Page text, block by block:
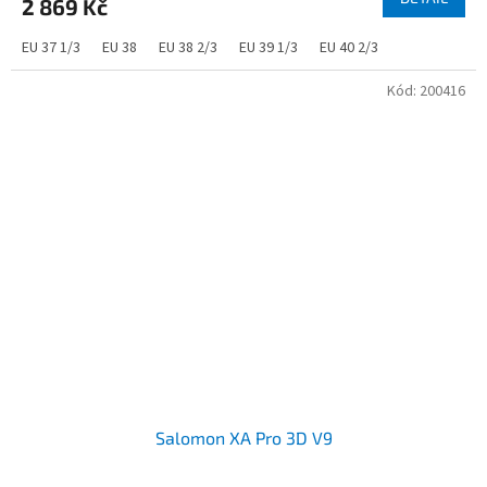
2 869 Kč
EU 37 1/3 EU 38 EU 38 2/3 EU 39 1/3 EU 40 2/3
Salomon XA Pro 3D V9
Kód: 200416